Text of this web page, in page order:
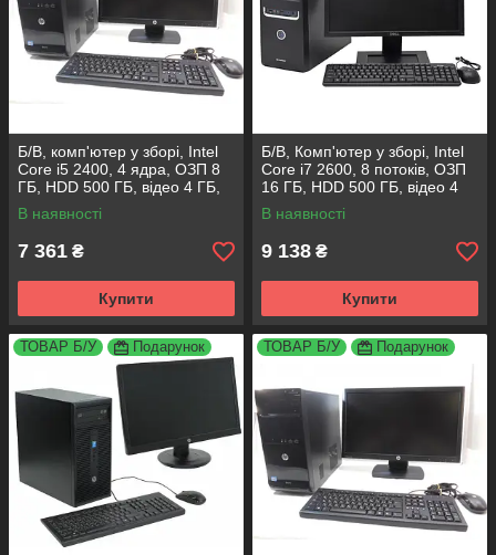
Б/В, комп'ютер у зборі, Intel
Core i5 2400, 4 ядра, ОЗП 8
ГБ, HDD 500 ГБ, відео 4 ГБ,
монітор 19"
В наявності
7 361 ₴
Купити
Б/В, Комп'ютер у зборі, Intel
Core i7 2600, 8 потоків, ОЗП
16 ГБ, HDD 500 ГБ, відео 4
ГБ, монітор 19"
В наявності
9 138 ₴
Купити
ТОВАР Б/У Подарунок ТОВАР Б/У Подарунок